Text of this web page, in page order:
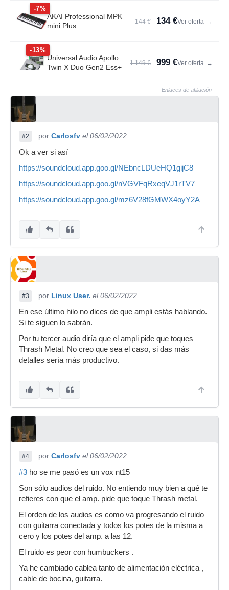
-7%
AKAI Professional MPK
mini Plus
144 € 134 €Ver oferta →
-13%
Universal Audio Apollo
Twin X Duo Gen2 Ess+
1.149 € 999 €Ver oferta →
Enlaces de afiliación
#2 por Carlosfv el 06/02/2022
Ok a ver si así
https://soundcloud.app.goo.gl/NEbncLDUeHQ1gijC8
https://soundcloud.app.goo.gl/nVGVFqRxeqVJ1rTV7
https://soundcloud.app.goo.gl/mz6V28fGMWX4oyY2A
#3 por Linux User. el 06/02/2022
En ese último hilo no dices de que ampli estás hablando.
Si te siguen lo sabrán.
Por tu tercer audio diría que el ampli pide que toques
Thrash Metal. No creo que sea el caso, si das más
detalles sería más productivo.
#4 por Carlosfv el 06/02/2022
#3 ho se me pasó es un vox nt15
Son sólo audios del ruido. No entiendo muy bien a qué te
refieres con que el amp. pide que toque Thrash metal.
El orden de los audios es como va progresando el ruido
con guitarra conectada y todos los potes de la misma a
cero y los potes del amp. a las 12.
El ruido es peor con humbuckers .
Ya he cambiado cablea tanto de alimentación eléctrica ,
cable de bocina, guitarra.